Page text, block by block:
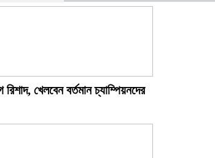
খেলবেন বর্তমান চ্যাম্পিয়নদের